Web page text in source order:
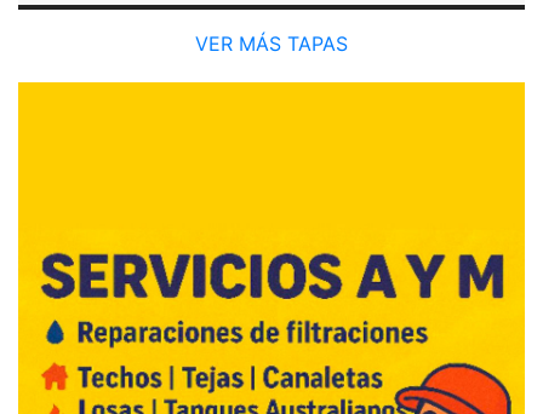
VER MÁS TAPAS